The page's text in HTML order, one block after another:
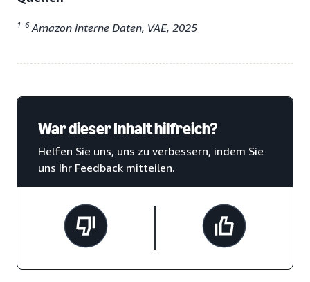
1–6 Amazon interne Daten, VAE, 2025
War dieser Inhalt hilfreich?
Helfen Sie uns, uns zu verbessern, indem Sie
uns Ihr Feedback mitteilen.